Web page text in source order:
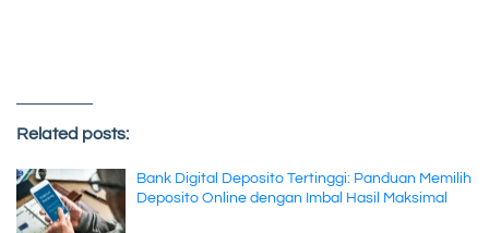
Related posts:
Bank Digital Deposito Tertinggi: Panduan Memilih
Deposito Online dengan Imbal Hasil Maksimal